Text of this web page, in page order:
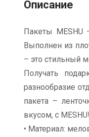
Описание
Пакеты MESHU
Выполнен из
– это стильный
Получать
разнообразие
пакета –
вкусом, с MESHU!
• Материал: